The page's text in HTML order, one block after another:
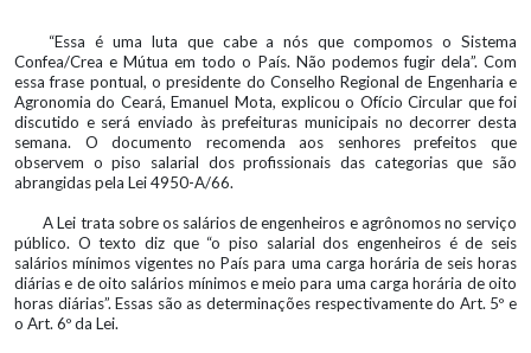
“Essa é uma luta que cabe a nós que compomos o Sistema
Confea/Crea e Mútua em todo o País. Não podemos fugir dela”. Com
essa frase pontual, o presidente do Conselho Regional de Engenharia e
Agronomia do Ceará, Emanuel Mota, explicou o Ofício Circular que foi
discutido e será enviado às prefeituras municipais no decorrer desta
semana. O documento recomenda aos senhores prefeitos que
observem o piso salarial dos profissionais das categorias que são
abrangidas pela Lei 4950-A/66.
A Lei trata sobre os salários de engenheiros e agrônomos no serviço
público. O texto diz que “o piso salarial dos engenheiros é de seis
salários mínimos vigentes no País para uma carga horária de seis horas
diárias e de oito salários mínimos e meio para uma carga horária de oito
horas diárias”. Essas são as determinações respectivamente do Art. 5º e
o Art. 6º da Lei.